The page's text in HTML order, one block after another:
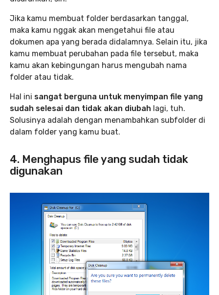
Jika kamu membuat folder berdasarkan tanggal,
maka kamu nggak akan mengetahui file atau
dokumen apa yang berada didalamnya. Selain itu, jika
kamu membuat perubahan pada file tersebut, maka
kamu akan kebingungan harus mengubah nama
folder atau tidak.
Hal ini sangat berguna untuk menyimpan file yang
sudah selesai dan tidak akan diubah lagi, tuh.
Solusinya adalah dengan menambahkan subfolder di
dalam folder yang kamu buat.
4. Menghapus file yang sudah tidak
digunakan